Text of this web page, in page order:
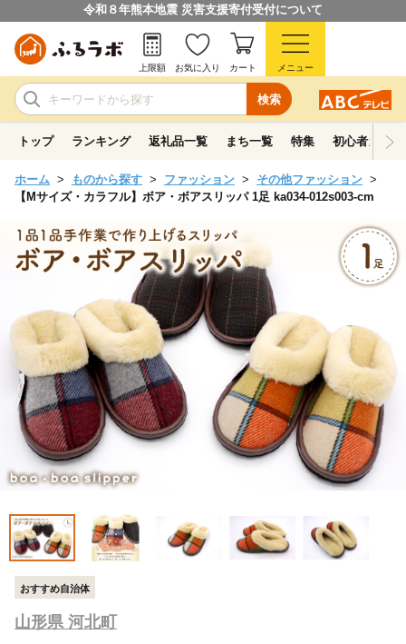
令和８年熊本地震 災害支援寄付受付について
検索
上限額 お気に入り カート メニュー
トップ ランキング 返礼品一覧 まち一覧 特集 初心者ガイド
ホーム ものから探す ファッション
その他ファッション
【Mサイズ・カラフル】ボア・ボアスリッパ 1足 ka034-012s003-cm
おすすめ自治体
山形県 河北町